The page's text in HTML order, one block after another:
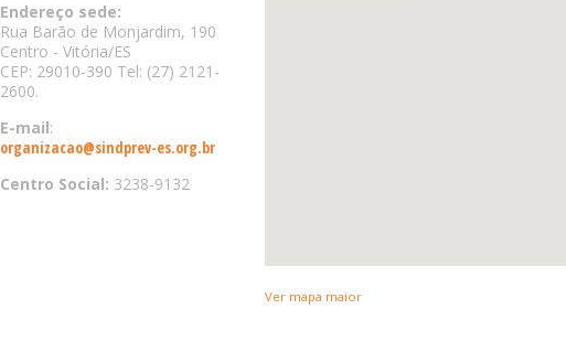
Endereço sede:
Rua Barão de Monjardim, 190
Centro - Vitória/ES
CEP: 29010-390 Tel: (27) 2121-
2600.
E-mail:
organizacao@sindprev-es.org.br
Centro Social: 3238-9132
Ver mapa maior